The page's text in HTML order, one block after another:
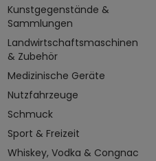
Kunstgegenstände &
Sammlungen
Landwirtschaftsmaschinen
& Zubehör
Medizinische Geräte
Nutzfahrzeuge
Schmuck
Sport & Freizeit
Whiskey, Vodka & Congnac